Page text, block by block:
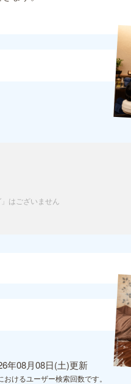
はございません
年08月08日(土)更新
けるユーザー検索回数です。